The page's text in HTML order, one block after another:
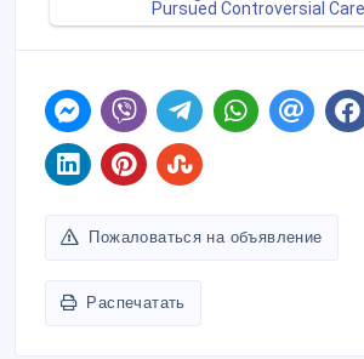
Пожаловаться на объявление
Распечатать